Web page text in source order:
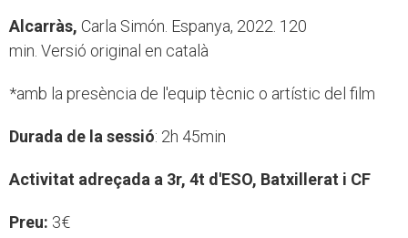
Alcarràs, Carla Simón. Espanya, 2022. 120
min. Versió original en català
*amb la presència de l'equip tècnic o artístic del film
Durada de la sessió: 2h 45min
Activitat adreçada a 3r, 4t d'ESO, Batxillerat i CF
Preu: 3€